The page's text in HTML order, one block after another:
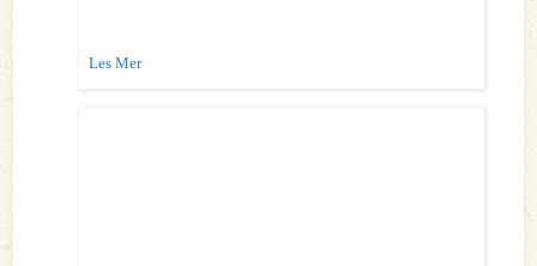
Les Mer